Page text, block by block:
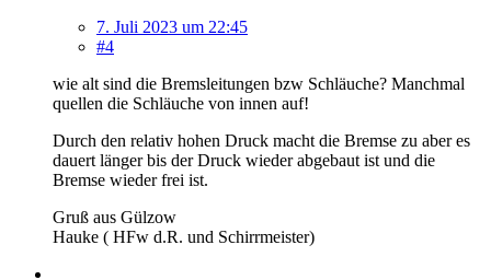
7. Juli 2023 um 22:45
#4
wie alt sind die Bremsleitungen bzw Schläuche? Manchmal
quellen die Schläuche von innen auf!
Durch den relativ hohen Druck macht die Bremse zu aber es
dauert länger bis der Druck wieder abgebaut ist und die
Bremse wieder frei ist.
Gruß aus Gülzow
Hauke ( HFw d.R. und Schirrmeister)